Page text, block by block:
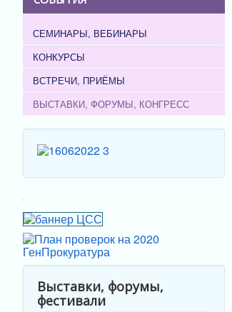
СЕМИНАРЫ, ВЕБИНАРЫ
КОНКУРСЫ
ВСТРЕЧИ, ПРИЁМЫ
ВЫСТАВКИ, ФОРУМЫ, КОНГРЕСС
Выставки, форумы,
фестивали